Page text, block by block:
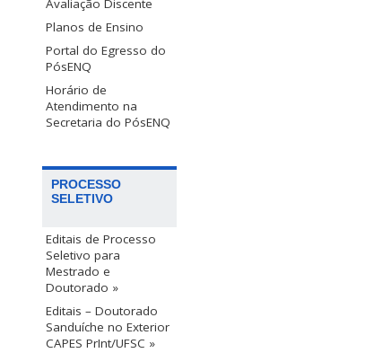
Avaliação Discente
Planos de Ensino
Portal do Egresso do
PósENQ
Horário de
Atendimento na
Secretaria do PósENQ
PROCESSO
SELETIVO
Editais de Processo
Seletivo para
Mestrado e
Doutorado »
Editais – Doutorado
Sanduíche no Exterior
CAPES PrInt/UFSC »